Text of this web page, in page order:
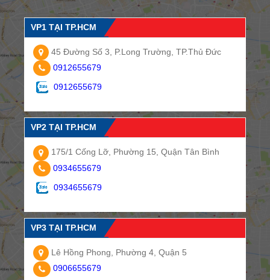
VP1 TẠI TP.HCM
45 Đường Số 3, P.Long Trường, TP.Thủ Đức
0912655679
0912655679
VP2 TẠI TP.HCM
175/1 Cống Lỡ, Phường 15, Quận Tân Bình
0934655679
0934655679
VP3 TẠI TP.HCM
Lê Hồng Phong, Phường 4, Quận 5
0906655679